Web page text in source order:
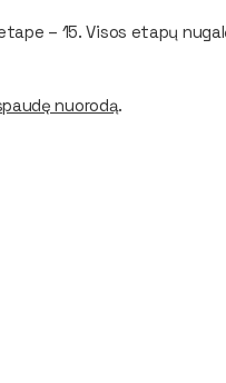
– 15. Visos etapų
nuorodą.